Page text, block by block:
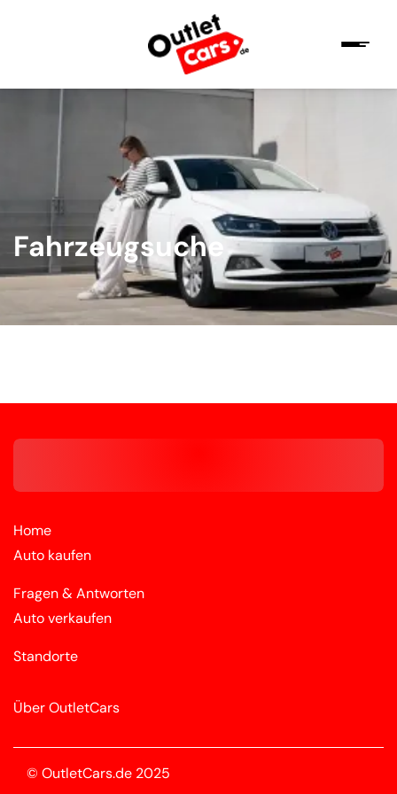
Fahrzeugsuche
Home
Auto kaufen
Fragen & Antworten
Auto verkaufen
Standorte
Über OutletCars
© OutletCars.de 2025